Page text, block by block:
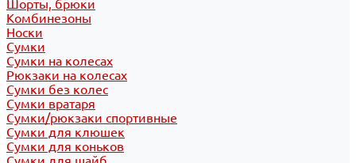
Шорты, брюки
Комбинезоны
Носки
Сумки
Сумки на колесах
Рюкзаки на колесах
Сумки без колес
Сумки вратаря
Сумки/рюкзаки спортивные
Сумки для клюшек
Сумки для коньков